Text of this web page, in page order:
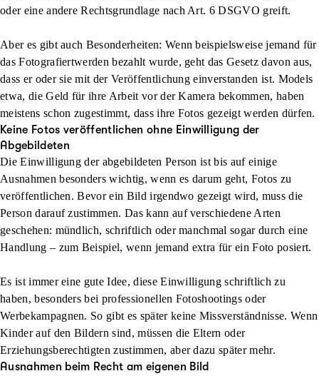
oder eine andere Rechtsgrundlage nach Art. 6 DSGVO greift.
Aber es gibt auch Besonderheiten: Wenn beispielsweise jemand für
das Fotografiertwerden bezahlt wurde, geht das Gesetz davon aus,
dass er oder sie mit der Veröffentlichung einverstanden ist. Models
etwa, die Geld für ihre Arbeit vor der Kamera bekommen, haben
meistens schon zugestimmt, dass ihre Fotos gezeigt werden dürfen.
Keine Fotos veröffentlichen ohne Einwilligung der
Abgebildeten
Die Einwilligung der abgebildeten Person ist bis auf einige
Ausnahmen besonders wichtig, wenn es darum geht, Fotos zu
veröffentlichen. Bevor ein Bild irgendwo gezeigt wird, muss die
Person darauf zustimmen. Das kann auf verschiedene Arten
geschehen: mündlich, schriftlich oder manchmal sogar durch eine
Handlung – zum Beispiel, wenn jemand extra für ein Foto posiert.
Es ist immer eine gute Idee, diese Einwilligung schriftlich zu
haben, besonders bei professionellen Fotoshootings oder
Werbekampagnen. So gibt es später keine Missverständnisse. Wenn
Kinder auf den Bildern sind, müssen die Eltern oder
Erziehungsberechtigten zustimmen, aber dazu später mehr.
Ausnahmen beim Recht am eigenen Bild